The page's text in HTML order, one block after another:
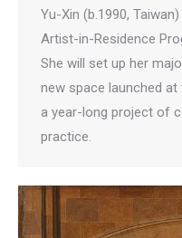
Yu-Xin (b.1990,
Artist-in-Residence
She will set up her
new space launched
a year-long project of
practice.